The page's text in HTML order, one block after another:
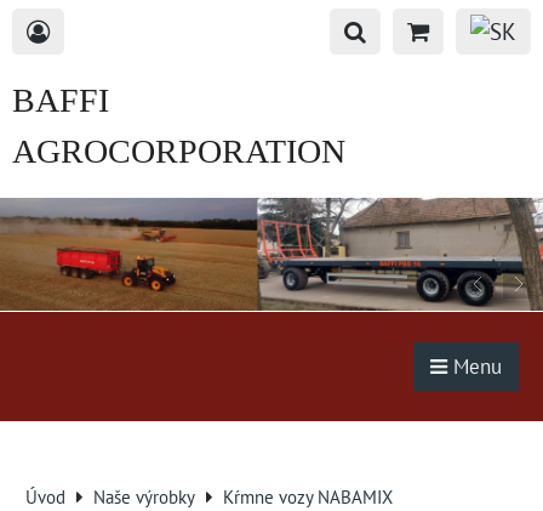
BAFFI
AGROCORPORATION
s.r.o.
Menu
Úvod Naše výrobky
Kŕmne vozy NABAMIX